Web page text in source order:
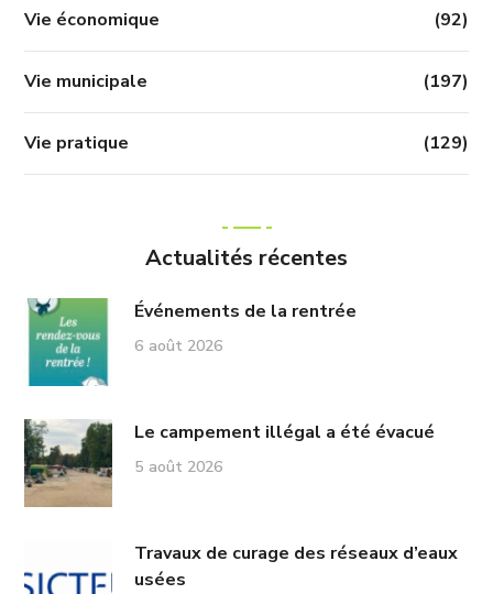
Vie économique (92)
Vie municipale (197)
Vie pratique (129)
Actualités récentes
Événements de la rentrée
6 août 2026
Le campement illégal a été évacué
5 août 2026
Travaux de curage des réseaux d’eaux
usées